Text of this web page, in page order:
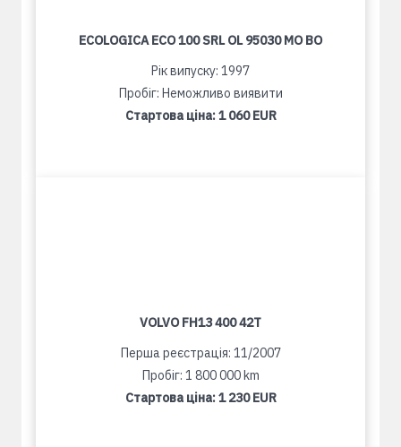
ECOLOGICA ECO 100 SRL OL 95030 MO BO
Рік випуску: 1997
Пробіг: Неможливо виявити
Стартова ціна:1 060 EUR
VOLVO FH13 400 42T
Перша реєстрація: 11/2007
Пробіг: 1 800 000 km
Стартова ціна:1 230 EUR